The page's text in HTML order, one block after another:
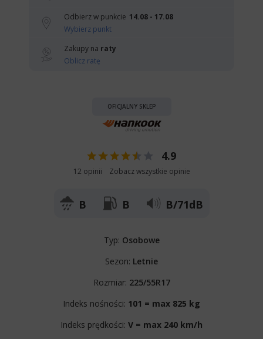
Odbierz w punkcie 14.08 - 17.08
Wybierz punkt
Zakupy na raty
Oblicz ratę
OFICJALNY SKLEP
4.9
12 opinii Zobacz wszystkie opinie
B B B/71dB
Typ: Osobowe
Sezon: Letnie
Rozmiar: 225/55R17
Indeks nośności: 101 = max 825 kg
Indeks prędkości: V = max 240 km/h